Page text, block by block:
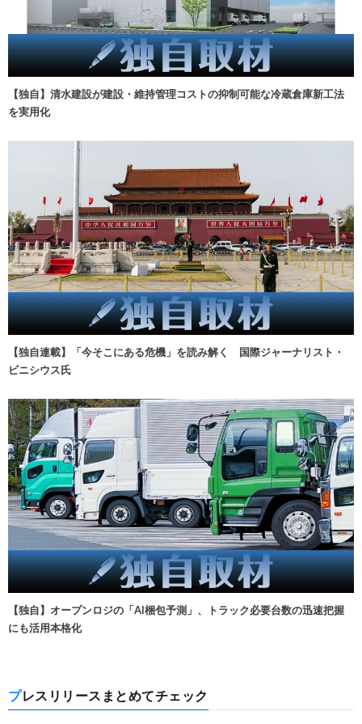
【独自】清水建設が建設・維持管理コストの抑制可能な冷蔵倉庫新工法
を実用化
【独自連載】「今そこにある危機」を読み解く 国際ジャーナリスト・
ビニシウス氏
【独自】オープンロジの「AI梱包予測」、トラック必要台数の迅速把握
にも活用本格化
プレスリリースまとめてチェック